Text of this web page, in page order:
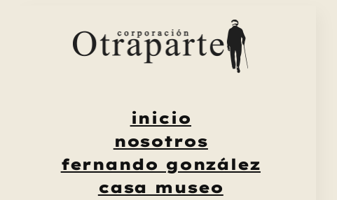
inicio
nosotros
fernando gonzález
casa museo